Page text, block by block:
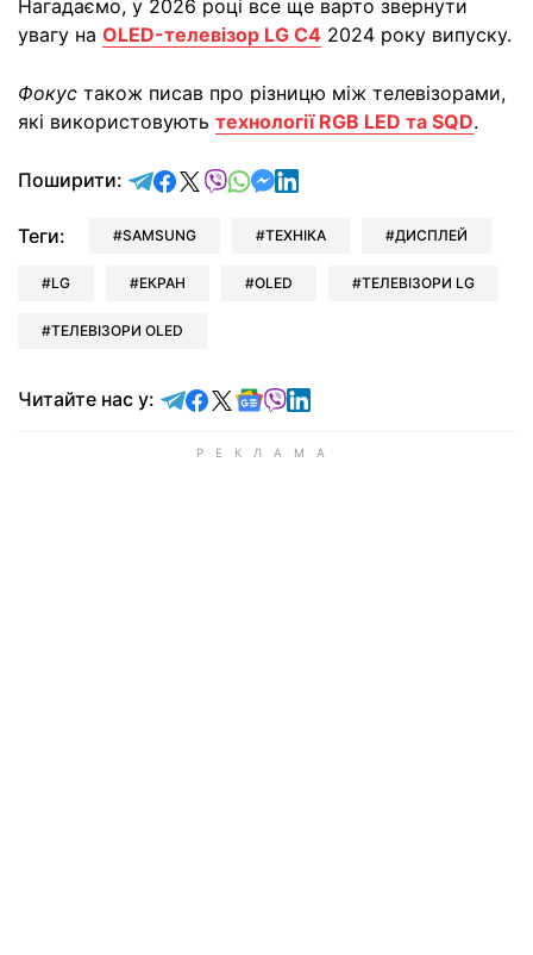
Нагадаємо, у 2026 році все ще варто звернути
увагу на OLED-телевізор LG C4 2024 року випуску.
Фокус також писав про різницю між телевізорами,
які використовують технології RGB LED та SQD.
Поширити: відправити у Telegram
поділитись у Facebook
поділитись у X
відправити у Viber
відправити у Whatsapp
відправити у Messenger
відправити у LinkedIn
Теги: SAMSUNG ТЕХНІКА ДИСПЛЕЙ
LG ЕКРАН OLED ТЕЛЕВІЗОРИ LG
ТЕЛЕВІЗОРИ OLED
Читайте нас у: Читайте у Telegram
Читайте у Facebook
Читайте у X
Читайте у Google news
Читайте у Viber
Читайте у LinkedIn